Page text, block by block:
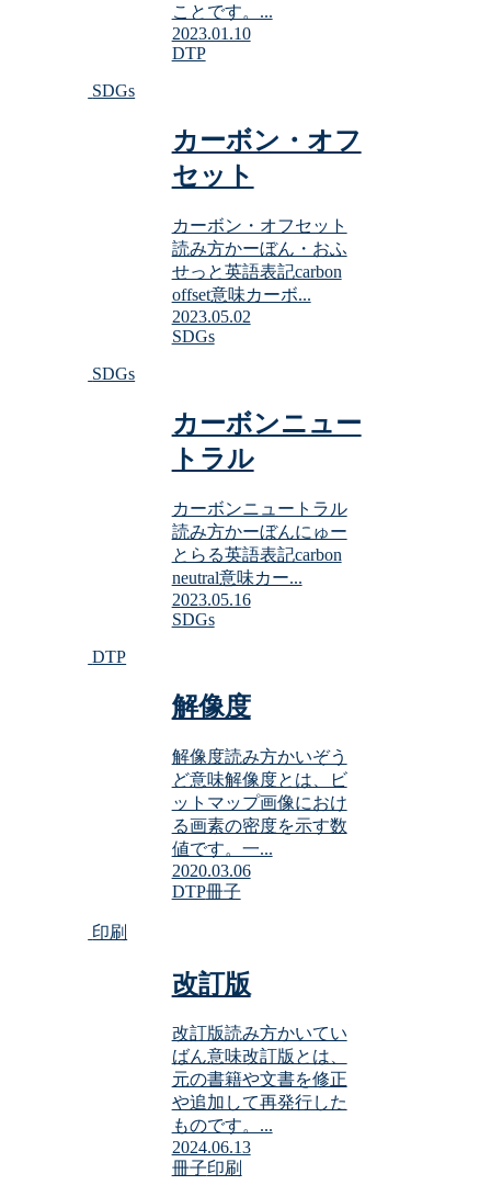
ことです。...
2023.01.10
DTP
SDGs
カーボン・オフ
セット
カーボン・オフセット
読み方かーぼん・おふ
せっと英語表記carbon
offset意味カーボ...
2023.05.02
SDGs
SDGs
カーボンニュー
トラル
カーボンニュートラル
読み方かーぼんにゅー
とらる英語表記carbon
neutral意味カー...
2023.05.16
SDGs
DTP
解像度
解像度読み方かいぞう
ど意味解像度とは、ビ
ットマップ画像におけ
る画素の密度を示す数
値です。一...
2020.03.06
DTP冊子
印刷
改訂版
改訂版読み方かいてい
ばん意味改訂版とは、
元の書籍や文書を修正
や追加して再発行した
ものです。...
2024.06.13
冊子印刷